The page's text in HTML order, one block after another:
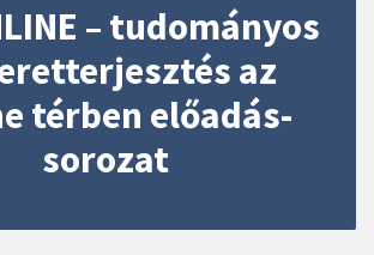
– tudományos
az
térben előadás-
sorozat